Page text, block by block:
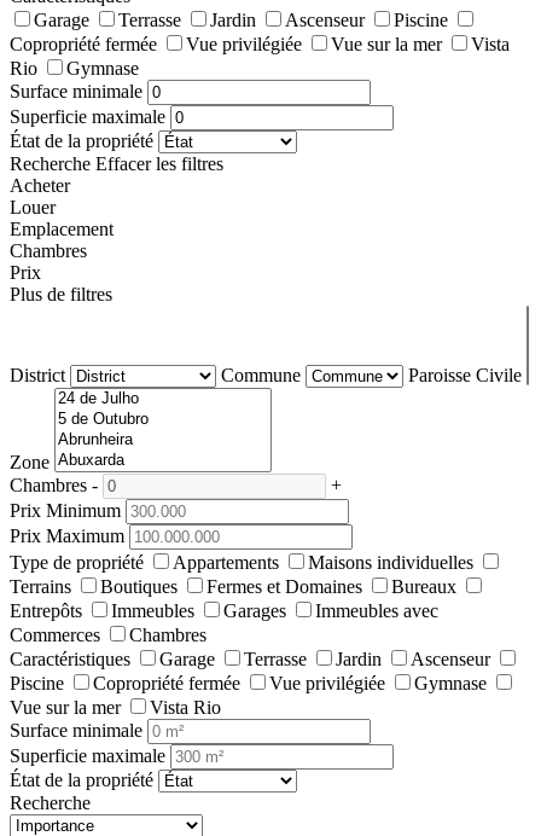
Garage
Terrasse Jardin Ascenseur
Piscine
Copropriété fermée
Vue privilégiée Vue sur la mer
Vista
Rio
Gymnase
Surface minimale
Superficie maximale
État de la propriété
Recherche Effacer les filtres
Acheter
Louer
Emplacement
Chambres
Prix
Plus de filtres
District Commune Paroisse Civile
Zone
Chambres -
+
Prix Minimum
Prix Maximum
Type de propriété
Appartements
Maisons individuelles
Terrains
Boutiques Fermes et Domaines
Bureaux
Entrepôts
Immeubles Garages
Immeubles avec
Commerces
Chambres
Caractéristiques
Garage Terrasse Jardin
Ascenseur
Piscine
Copropriété fermée Vue privilégiée
Gymnase
Vue sur la mer
Vista Rio
Surface minimale
Superficie maximale
État de la propriété
Recherche